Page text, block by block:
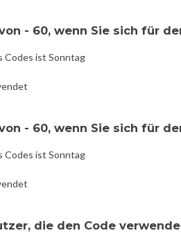
- 60, wenn Sie sich für
Codes ist Sonntag
- 60, wenn Sie sich für
Codes ist Sonntag
die den Code